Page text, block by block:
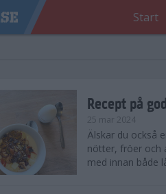
Start
Recept på
25 mar 2024
Älskar du också
nötter, fröer och
med innan både